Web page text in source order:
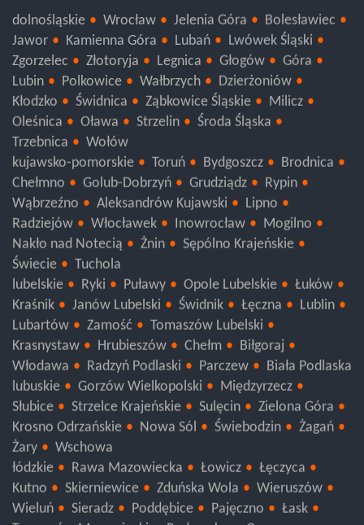
dolnośląskie Wrocław Jelenia Góra
Bolesławiec
Jawor
Kamienna Góra Lubań
Lwówek Śląski
Zgorzelec
Złotoryja Legnica Głogów
Góra
Lubin
Polkowice Wałbrzych
Dzierżoniów
Kłodzko
Świdnica Ząbkowice Śląskie
Milicz
Oleśnica
Oława Strzelin
Środa Śląska
Trzebnica
Wołów
kujawsko-pomorskie
Toruń Bydgoszcz
Brodnica
Chełmno
Golub-Dobrzyń Grudziądz
Rypin
Wąbrzeźno
Aleksandrów Kujawski
Lipno
Radziejów
Włocławek Inowrocław
Mogilno
Nakło nad Notecią
Żnin
Sępólno Krajeńskie
Świecie
Tuchola
lubelskie
Ryki Puławy Opole Lubelskie
Łuków
Kraśnik
Janów Lubelski Świdnik Łęczna
Lublin
Lubartów
Zamość
Tomaszów Lubelski
Krasnystaw
Hrubieszów Chełm
Biłgoraj
Włodawa
Radzyń Podlaski Parczew
Biała Podlaska
lubuskie
Gorzów Wielkopolski
Międzyrzecz
Słubice
Strzelce Krajeńskie Sulęcin
Zielona Góra
Krosno Odrzańskie
Nowa Sól Świebodzin
Żagań
Żary
Wschowa
łódzkie
Rawa Mazowiecka Łowicz
Łęczyca
Kutno
Skierniewice Zduńska Wola
Wieruszów
Wieluń
Sieradz Poddębice Pajęczno
Łask